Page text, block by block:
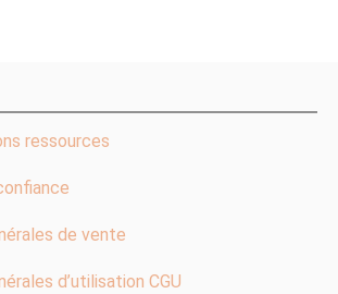
ressources
de vente
d’utilisation CGU